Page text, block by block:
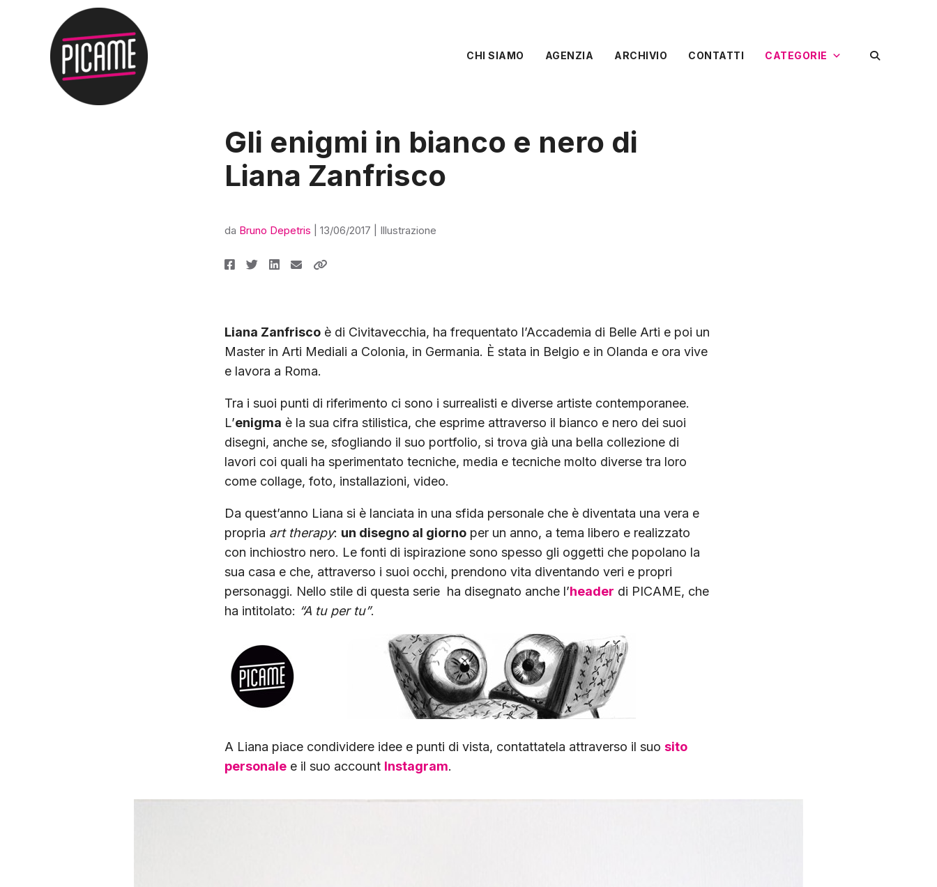
CHI SIAMO AGENZIA ARCHIVIO CONTATTI CATEGORIE
Gli enigmi in bianco e nero di
Liana Zanfrisco
da Bruno Depetris 13/06/2017 Illustrazione
Liana Zanfrisco è di Civitavecchia, ha frequentato l’Accademia di Belle Arti e poi un
Master in Arti Mediali a Colonia, in Germania. È stata in Belgio e in Olanda e ora vive
e lavora a Roma.
Tra i suoi punti di riferimento ci sono i surrealisti e diverse artiste contemporanee.
L’enigma è la sua cifra stilistica, che esprime attraverso il bianco e nero dei suoi
disegni, anche se, sfogliando il suo portfolio, si trova già una bella collezione di
lavori coi quali ha sperimentato tecniche, media e tecniche molto diverse tra loro
come collage, foto, installazioni, video.
Da quest’anno Liana si è lanciata in una sfida personale che è diventata una vera e
propria art therapy: un disegno al giorno per un anno, a tema libero e realizzato
con inchiostro nero. Le fonti di ispirazione sono spesso gli oggetti che popolano la
sua casa e che, attraverso i suoi occhi, prendono vita diventando veri e propri
personaggi. Nello stile di questa serie ha disegnato anche l’header di PICAME, che
ha intitolato: “A tu per tu”.
A Liana piace condividere idee e punti di vista, contattatela attraverso il suo sito
personale e il suo account Instagram.